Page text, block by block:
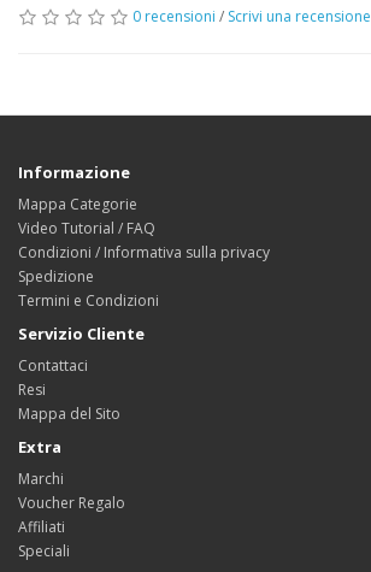
0 recensioni / Scrivi una recensione
Informazione
Mappa Categorie
Video Tutorial / FAQ
Condizioni / Informativa sulla privacy
Spedizione
Termini e Condizioni
Servizio Cliente
Contattaci
Resi
Mappa del Sito
Extra
Marchi
Voucher Regalo
Affiliati
Speciali